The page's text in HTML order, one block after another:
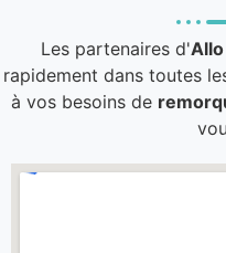
Les partenaires d'
rapidement dans toutes
à vos besoins de